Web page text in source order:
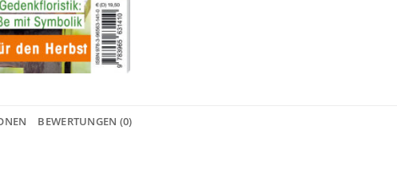
BEWERTUNGEN (0)